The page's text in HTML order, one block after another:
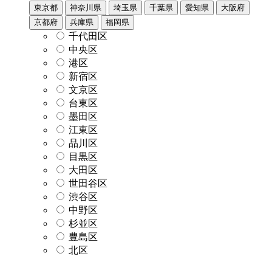
東京都 神奈川県 埼玉県 千葉県 愛知県
大阪府
京都府
兵庫県 福岡県
千代田区
中央区
港区
新宿区
文京区
台東区
墨田区
江東区
品川区
目黒区
大田区
世田谷区
渋谷区
中野区
杉並区
豊島区
北区